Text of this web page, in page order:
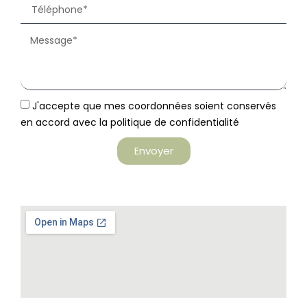
J'accepte que mes coordonnées soient conservés
en accord avec la politique de confidentialité
Envoyer